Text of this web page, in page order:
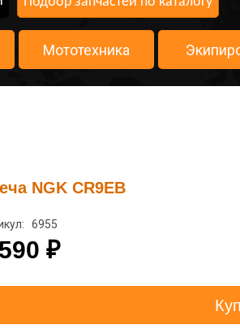
Мототехника
NGK CR9EB
6955
₽